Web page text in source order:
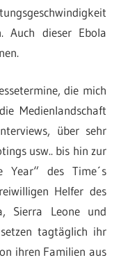
Auch dieser Ebola
die mich
Medienlandschaft
über sehr
usw.. bis hin zur
des Time´s
Helfer des
Sierra Leone und
tagtäglich ihr
ihren Familien aus